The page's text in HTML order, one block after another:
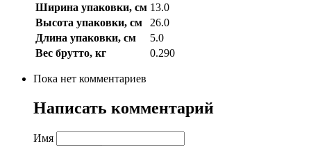
Ширина упаковки, см 13.0
Высота упаковки, см
26.0
Длина упаковки, см
5.0
Вес брутто, кг
0.290
Пока нет комментариев
Написать комментарий
Имя